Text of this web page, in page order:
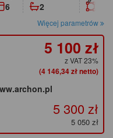
6 2
Więcej parametrów
5 100 zł
z VAT 23%
(4 146,34 zł netto)
5 300 zł
5 050 zł